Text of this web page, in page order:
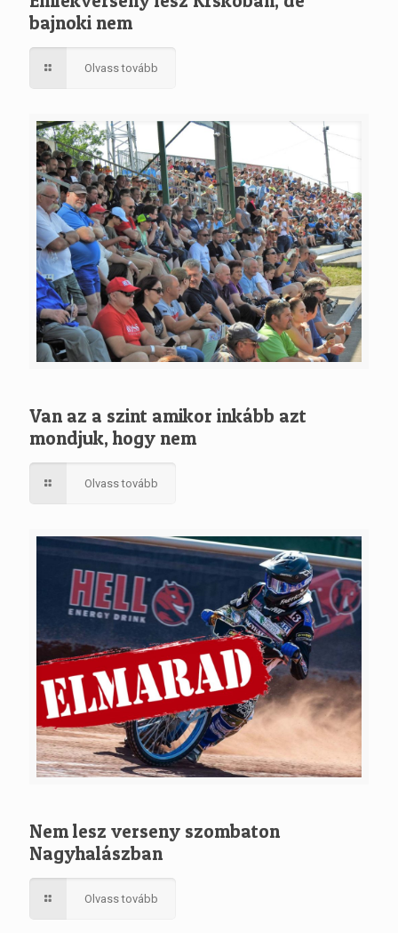
bajnoki nem
Olvass tovább
Van az a szint amikor inkább azt
mondjuk, hogy nem
Olvass tovább
Nem lesz verseny szombaton
Nagyhalászban
Olvass tovább